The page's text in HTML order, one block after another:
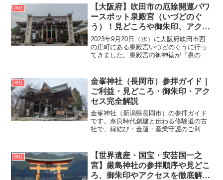
にあります。戸越八幡神社の創建は室町
時代の大永6年（...
神社
【大阪府】吹田市の厄除開運パワ
ースポット泉殿宮（いづどのぐ
う）！見どころや御朱印、アクセ
ス・無料駐車場をご紹介
2023年9月20日（水）に大阪府吹田市西
の庄町にある泉殿宮いづどのぐうに行っ
てきました。泉殿宮の御神徳が『泉の如
いわれています。今回、実際に泉殿宮に
参拝してきましたの...
神社
金峯神社（長岡市）参拝ガイド｜
ご利益・見どころ・御朱印・アク
セス完全解説
金峯神社（新潟県長岡市）の参拝ガイド
です。奈良時代創建と伝わる修験道の古
社で、縁結び・金運・産業守護のご利益
すく解説します。
神社
【世界遺産・国宝・安芸国一之
宮】厳島神社の参拝順序や見どこ
ろ、御朱印やアクセスを徹底解